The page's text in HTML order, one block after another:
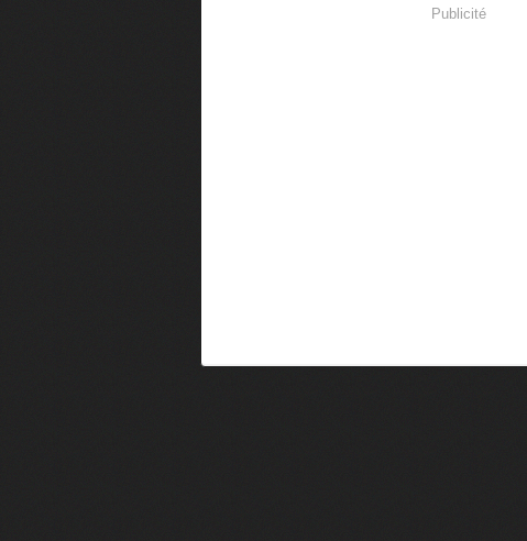
Publicité